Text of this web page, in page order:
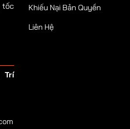
Tập 97
Tập 101
tốc
Khiếu Nại Bản Quyền
Liên Hệ
Trí